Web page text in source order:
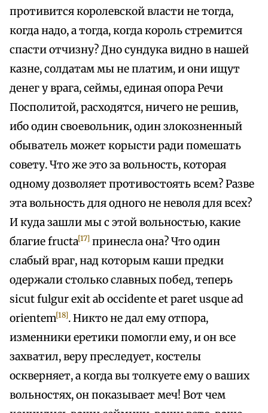
противится королевской власти не тогда,
когда надо, а тогда, когда король стремится
спасти отчизну? Дно сундука видно в нашей
казне, солдатам мы не платим, и они ищут
денег у врага, сеймы, единая опора Речи
Посполитой, расходятся, ничего не решив,
ибо один своевольник, один злокозненный
обыватель может корысти ради помешать
совету. Что же это за вольность, которая
одному дозволяет противостоять всем? Разве
эта вольность для одного не неволя для всех?
И куда зашли мы с этой вольностью, какие
благие fructa[17] принесла она? Что один
слабый враг, над которым каши предки
одержали столько славных побед, теперь
sicut fulgur exit ab occidente et paret usque ad
orientem[18]. Никто не дал ему отпора,
изменники еретики помогли ему, и он все
захватил, веру преследует, костелы
оскверняет, а когда вы толкуете ему о ваших
вольностях, он показывает меч! Вот чем